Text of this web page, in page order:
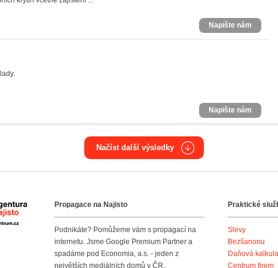
Napište nám
Napište nám
Načíst další výsledky
Agentura NajistoPropagace na Najisto
Podnikáte? Pomůžeme vám s propagací na
internetu. Jsme Google Premium Partner a
spadáme pod Economia, a.s. - jeden z
největších mediálních domů v ČR.
Praktické
Slevy
Bezšanonu
Daňová
Centrum firem